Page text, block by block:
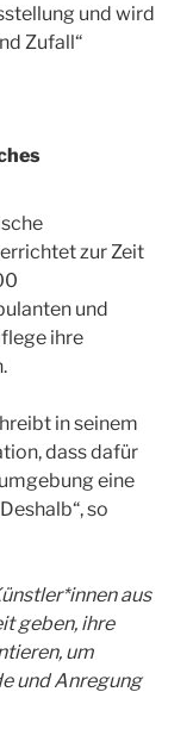
und wird
Zufall“
zur Zeit
und
ihre
in seinem
dass dafür
eine
so
aus
geben, ihre
um
und Anregung